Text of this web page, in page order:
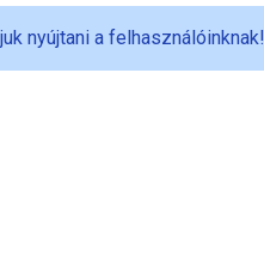
nyújtani a felhasználóinknak!